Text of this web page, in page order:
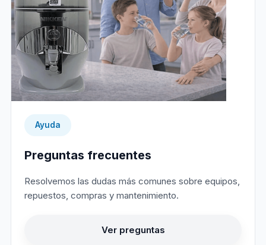
Ayuda
Preguntas frecuentes
Resolvemos las dudas más comunes sobre equipos,
repuestos, compras y mantenimiento.
Ver preguntas